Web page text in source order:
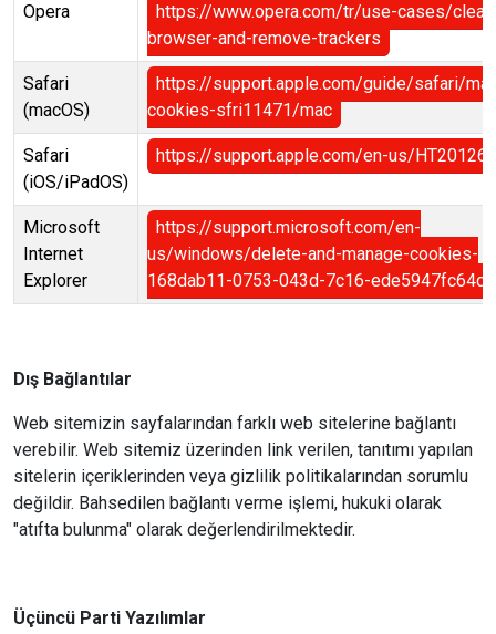
Opera
https://www.opera.com/tr/use-cases/
browser-and-remove-trackers
Safari
(macOS)
https://support.apple.com/guide/safari/
cookies-sfri11471/mac
Safari
(iOS/iPadOS)
https://support.apple.com/en-us/HT201265
Microsoft
Internet
Explorer
https://support.microsoft.com/en-
us/windows/delete-and-manage-cookies-
168dab11-0753-043d-7c16-ede5947fc64d
Dış Bağlantılar
Web sitemizin sayfalarından farklı web sitelerine bağlantı
verebilir. Web sitemiz üzerinden link verilen, tanıtımı yapılan
sitelerin içeriklerinden veya gizlilik politikalarından sorumlu
değildir. Bahsedilen bağlantı verme işlemi, hukuki olarak
"atıfta bulunma" olarak değerlendirilmektedir.
Üçüncü Parti Yazılımlar